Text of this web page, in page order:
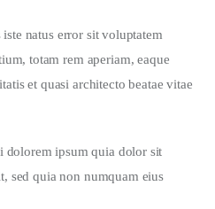
natus error sit voluptatem
totam rem aperiam, eaque
et quasi architecto beatae vitae
dolorem ipsum quia dolor sit
sed quia non numquam eius